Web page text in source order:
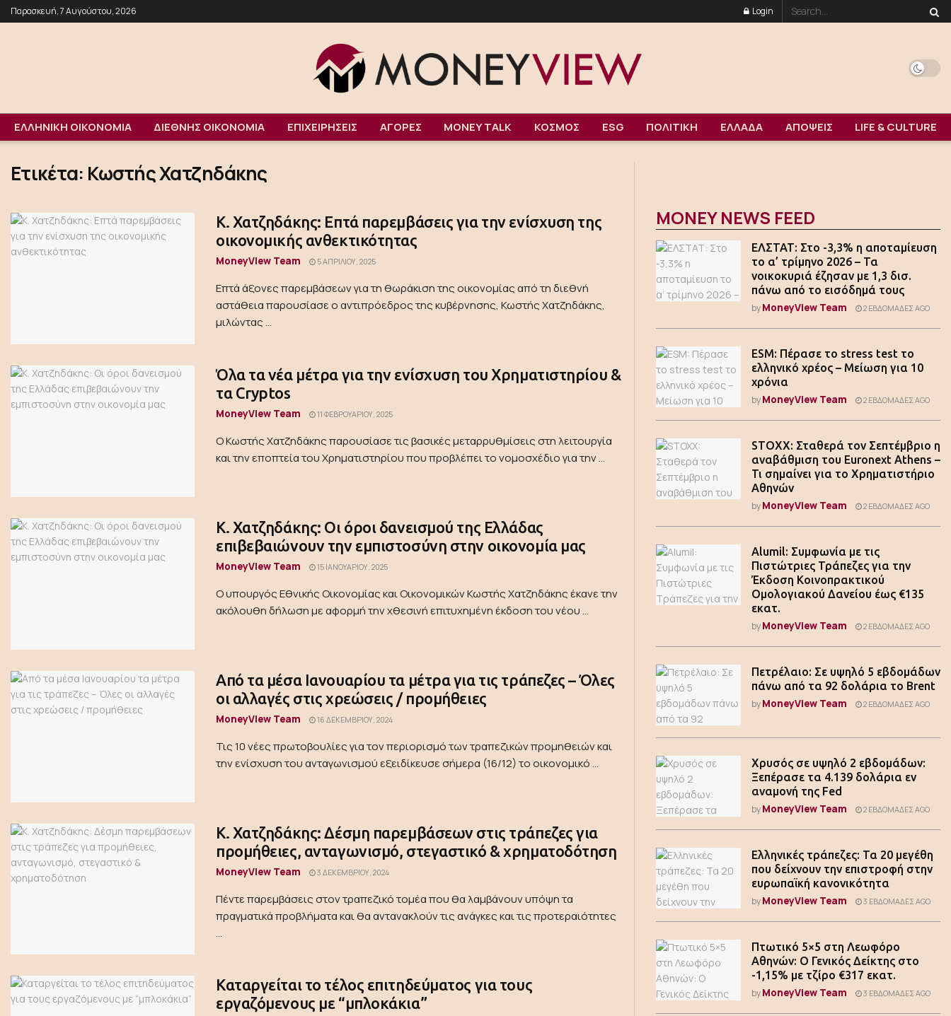
Παρασκευή, 7 Αυγούστου, 2026 Login
ΕΛΛΗΝΙΚΗ ΟΙΚΟΝΟΜΙΑ ΔΙΕΘΝΗΣ ΟΙΚΟΝΟΜΙΑ ΕΠΙΧΕΙΡΗΣΕΙΣ ΑΓΟΡΕΣ MONEY TALK ΚΟΣΜΟΣ ESG ΠΟΛΙΤΙΚΗ ΕΛΛΑΔΑ ΑΠΟΨΕΙΣ LIFE & CULTURE
Ετικέτα: Κωστής Χατζηδάκης
Κ. Χατζηδάκης: Επτά παρεμβάσεις για την ενίσχυση της
οικονομικής ανθεκτικότητας
MoneyView Team 5 ΑΠΡΙΛΊΟΥ, 2025
Επτά άξονες παρεμβάσεων για τη θωράκιση της οικονομίας από τη διεθνή
αστάθεια παρουσίασε ο αντιπρόεδρος της κυβέρνησης, Κωστής Χατζηδάκης,
μιλώντας ...
Όλα τα νέα μέτρα για την ενίσχυση του Χρηματιστηρίου &
τα Cryptos
MoneyView Team 11 ΦΕΒΡΟΥΑΡΊΟΥ, 2025
Ο Κωστής Χατζηδάκης παρουσίασε τις βασικές μεταρρυθμίσεις στη λειτουργία
και την εποπτεία του Χρηματιστηρίου που προβλέπει το νομοσχέδιο για την ...
Κ. Χατζηδάκης: Οι όροι δανεισμού της Ελλάδας
επιβεβαιώνουν την εμπιστοσύνη στην οικονομία μας
MoneyView Team 15 ΙΑΝΟΥΑΡΊΟΥ, 2025
Ο υπουργός Εθνικής Οικονομίας και Οικονομικών Κωστής Χατζηδάκης έκανε την
ακόλουθη δήλωση με αφορμή την χθεσινή επιτυχημένη έκδοση του νέου ...
Από τα μέσα Ιανουαρίου τα μέτρα για τις τράπεζες – Όλες
οι αλλαγές στις χρεώσεις / προμήθειες
MoneyView Team 16 ΔΕΚΕΜΒΡΊΟΥ, 2024
Τις 10 νέες πρωτοβουλίες για τον περιορισμό των τραπεζικών προμηθειών και
την ενίσχυση του ανταγωνισμού εξειδίκευσε σήμερα (16/12) το οικονομικό ...
Κ. Χατζηδάκης: Δέσμη παρεμβάσεων στις τράπεζες για
προμήθειες, ανταγωνισμό, στεγαστικό & χρηματοδότηση
MoneyView Team 3 ΔΕΚΕΜΒΡΊΟΥ, 2024
Πέντε παρεμβάσεις στον τραπεζικό τομέα που θα λαμβάνουν υπόψη τα
πραγματικά προβλήματα και θα αντανακλούν τις ανάγκες και τις προτεραιότητες
...
Καταργείται το τέλος επιτηδεύματος για τους
εργαζόμενους με “μπλοκάκια”
MONEY NEWS FEED
ΕΛΣΤΑΤ: Στο -3,3% η αποταμίευση
το α’ τρίμηνο 2026 – Τα
νοικοκυριά έζησαν με 1,3 δισ.
πάνω από το εισόδημά τους
byMoneyView Team 2 ΕΒΔΟΜΆΔΕΣ AGO
ESM: Πέρασε το stress test το
ελληνικό χρέος – Μείωση για 10
χρόνια
byMoneyView Team 2 ΕΒΔΟΜΆΔΕΣ AGO
STOXX: Σταθερά τον Σεπτέμβριο η
αναβάθμιση του Euronext Athens –
Τι σημαίνει για το Χρηματιστήριο
Αθηνών
byMoneyView Team 2 ΕΒΔΟΜΆΔΕΣ AGO
Alumil: Συμφωνία με τις
Πιστώτριες Τράπεζες για την
Έκδοση Κοινοπρακτικού
Ομολογιακού Δανείου έως €135
εκατ.
byMoneyView Team 2 ΕΒΔΟΜΆΔΕΣ AGO
Πετρέλαιο: Σε υψηλό 5 εβδομάδων
πάνω από τα 92 δολάρια το Brent
byMoneyView Team 2 ΕΒΔΟΜΆΔΕΣ AGO
Χρυσός σε υψηλό 2 εβδομάδων:
Ξεπέρασε τα 4.139 δολάρια εν
αναμονή της Fed
byMoneyView Team 2 ΕΒΔΟΜΆΔΕΣ AGO
Ελληνικές τράπεζες: Τα 20 μεγέθη
που δείχνουν την επιστροφή στην
ευρωπαϊκή κανονικότητα
byMoneyView Team 3 ΕΒΔΟΜΆΔΕΣ AGO
Πτωτικό 5×5 στη Λεωφόρο
Αθηνών: Ο Γενικός Δείκτης στο
-1,15% με τζίρο €317 εκατ.
byMoneyView Team 3 ΕΒΔΟΜΆΔΕΣ AGO